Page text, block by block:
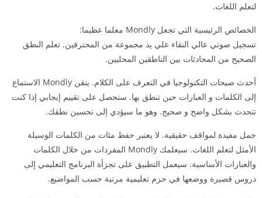
لتعلم اللغات.
الخصائص الرئيسية التي تجعل Mondly معلما عظيما:
تسجيل صوتي عالي النقاء علي يد مجموعة من المحترفين. تعلم النطق
الصحيح من المحادثات بين الناطقين المحليين.
أحدث صيحات التكنولوجيا في التعرف على الكلام. يتقن Mondly الاستماع
إلى الكلمات و العبارات حين تنطق بها. ستحصل على تقييم إيجابي إذا كنت
تتحدث بشكل واضح و صحيح. وهو ما سيؤدي إلى تحسين نطقك.
جمل مفيدة لمواقف حقيقية. لا يعتبر حفظ مئات من الكلمات الوسيلة
الأمثل لتعلم اللغات. سيعلمك Mondly المفردات من خلال الكلمات
والعبارات الأساسية. سيعمل التطبيق على تجزأة البرنامج التعليمي إلى
دروس قصيرة ووضعها في حزم تعليمية مرتبة حسب المواضيع.